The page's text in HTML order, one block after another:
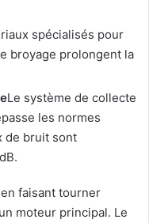
spécialisés pour
broyage prolongent la
Le système de collecte
les normes
de bruit sont
faisant tourner
moteur principal. Le